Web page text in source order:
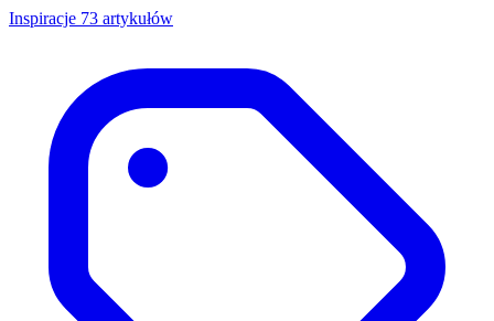
Inspiracje 73 artykułów